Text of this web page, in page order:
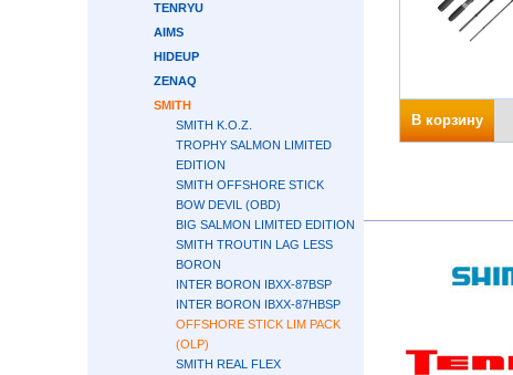
TENRYU
AIMS
HIDEUP
ZENAQ
SMITH
SMITH K.O.Z.
TROPHY SALMON LIMITED
EDITION
SMITH OFFSHORE STICK
BOW DEVIL (OBD)
BIG SALMON LIMITED EDITION
SMITH TROUTIN LAG LESS
BORON
INTER BORON IBXX-87BSP
INTER BORON IBXX-87HBSP
OFFSHORE STICK LIM PACK
(OLP)
SMITH REAL FLEX
В корзину